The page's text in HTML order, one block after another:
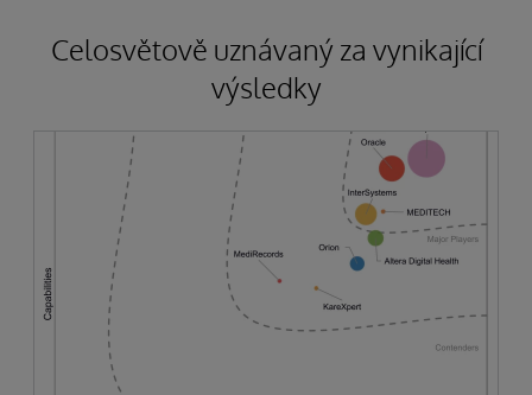
Celosvětově uznávaný za vynikající
výsledky